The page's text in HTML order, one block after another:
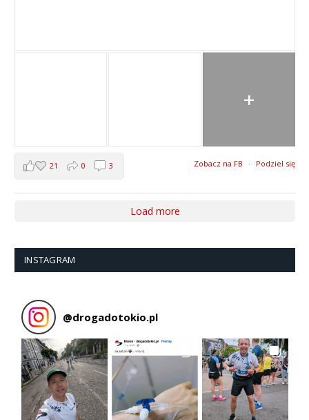
+
Zobacz na FB · Podziel się
21 0 3
Load more
INSTAGRAM
@drogadotokio.pl